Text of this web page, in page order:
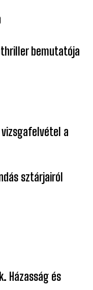
bemutatója
a
sztárjairól
Házasság és